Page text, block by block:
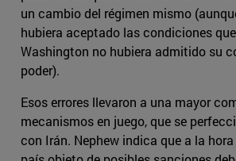
un cambio del régimen mismo
hubiera aceptado las condiciones
Washington no hubiera admitido su
poder).
Esos errores llevaron a una mayor
mecanismos en juego, que se
con Irán. Nephew indica que a la